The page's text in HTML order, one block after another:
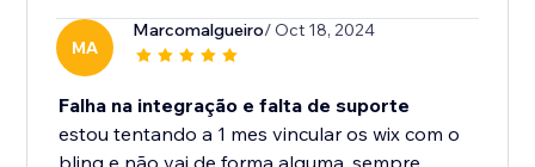
MA
Marcomalgueiro/ Oct 18, 2024
Falha na integração e falta de suporte
estou tentando a 1 mes vincular os wix com o